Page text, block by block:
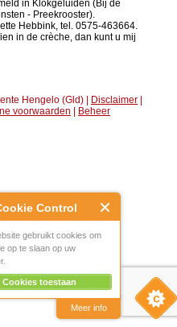
Control
gebruikt cookies om
op te slaan op uw
Cookies toestaan
Meer info
in Klokgeluiden (Bij de
- Preekrooster).
Hebbink, tel. 0575-463664.
in de crèche, dan kunt u mij
Hengelo (Gld) | Disclaimer |
voorwaarden | Beheer